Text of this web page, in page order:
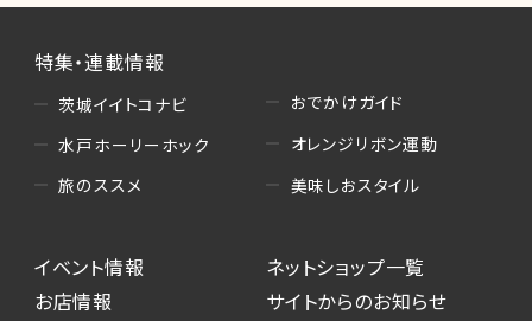
特集・連載情報
茨城イイトコナビ
水戸ホーリーホック
旅のススメ
おでかけガイド
オレンジリボン運動
美味しおスタイル
イベント情報
お店情報
ネットショップ一覧
サイトからのお知らせ